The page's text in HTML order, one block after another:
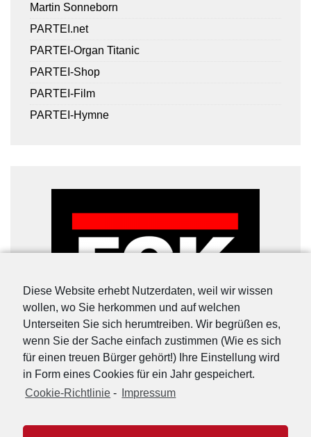
Diese Website erhebt Nutzerdaten, weil wir wissen
wollen, wo Sie herkommen und auf welchen
Unterseiten Sie sich herumtreiben. Wir begrüßen es,
wenn Sie der Sache einfach zustimmen (Wie es sich
für einen treuen Bürger gehört!) Ihre Einstellung wird
in Form eines Cookies für ein Jahr gespeichert.
Cookie-Richtlinie - Impressum
Martin Sonneborn
PARTEI.net
PARTEI-Organ Titanic
PARTEI-Shop
PARTEI-Film
PARTEI-Hymne